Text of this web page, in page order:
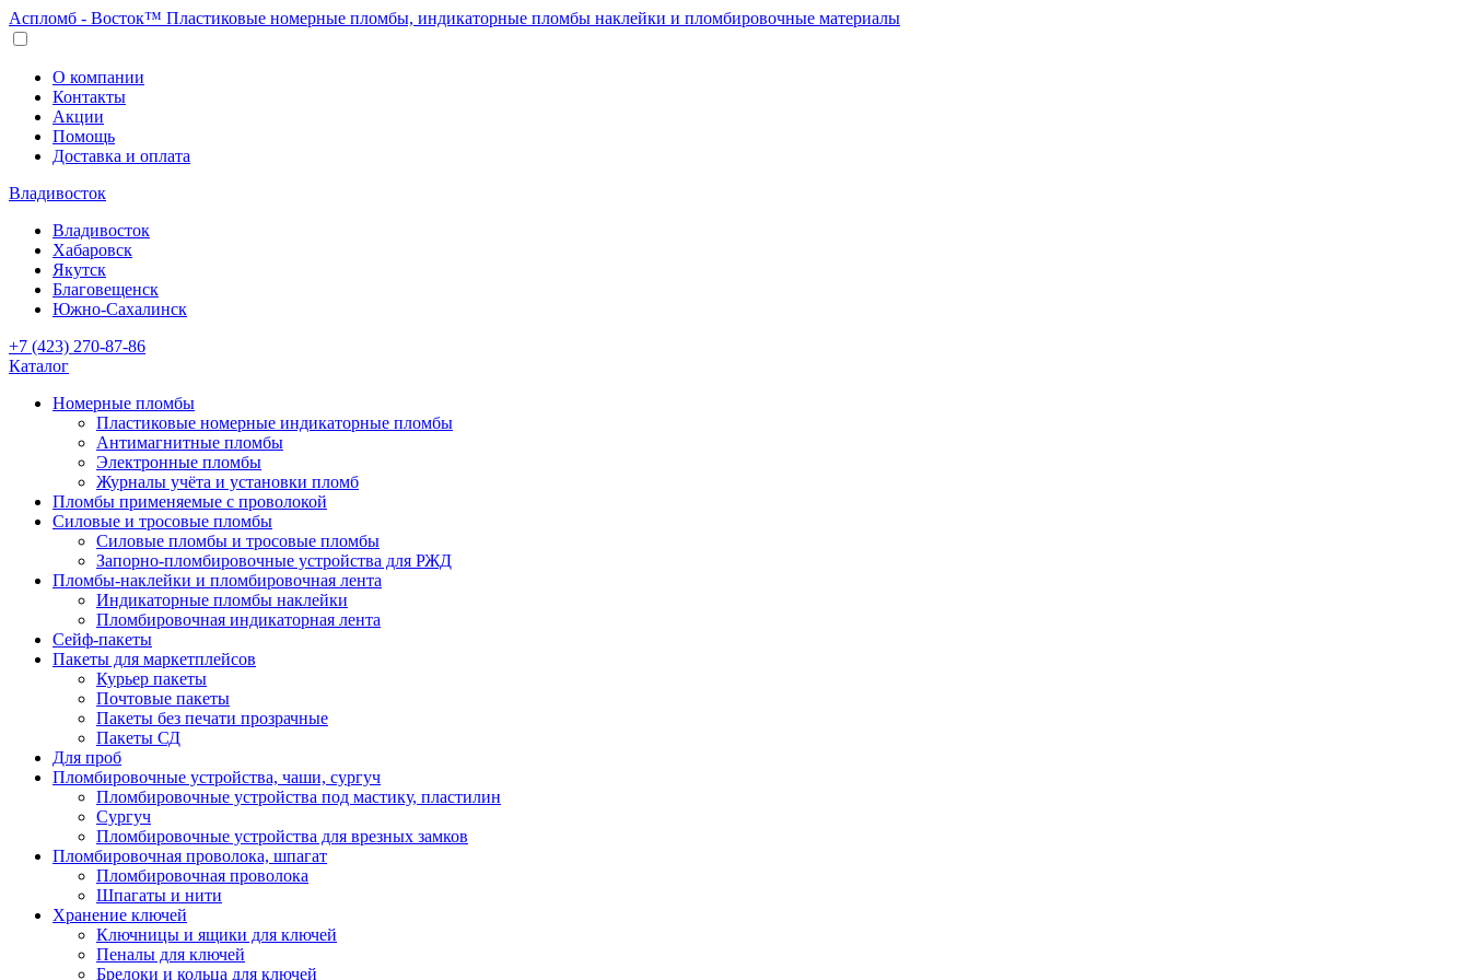
Аспломб - Восток™ Пластиковые номерные пломбы, индикаторные пломбы наклейки и пломбировочные материалы
О компании
Контакты
Акции
Помощь
Доставка и оплата
Владивосток
Владивосток
Хабаровск
Якутск
Благовещенск
Южно-Сахалинск
+7 (423) 270-87-86
Каталог
Номерные пломбы
Пластиковые номерные индикаторные пломбы
Антимагнитные пломбы
Электронные пломбы
Журналы учёта и установки пломб
Пломбы применяемые с проволокой
Силовые и тросовые пломбы
Силовые пломбы и тросовые пломбы
Запорно-пломбировочные устройства для РЖД
Пломбы-наклейки и пломбировочная лента
Индикаторные пломбы наклейки
Пломбировочная индикаторная лента
Сейф-пакеты
Пакеты для маркетплейсов
Курьер пакеты
Почтовые пакеты
Пакеты без печати прозрачные
Пакеты СД
Для проб
Пломбировочные устройства, чаши, сургуч
Пломбировочные устройства под мастику, пластилин
Сургуч
Пломбировочные устройства для врезных замков
Пломбировочная проволока, шпагат
Пломбировочная проволока
Шпагаты и нити
Хранение ключей
Ключницы и ящики для ключей
Пеналы для ключей
Брелоки и кольца для ключей